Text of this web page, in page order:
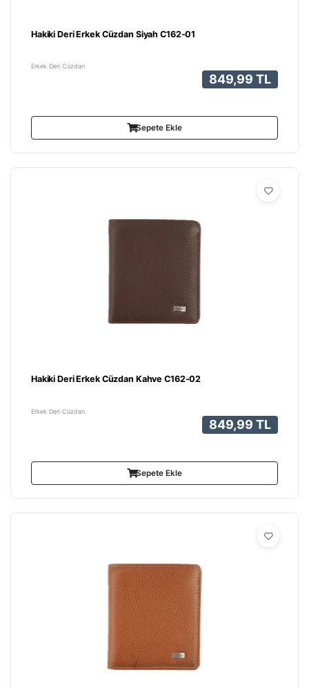
Hakiki Deri Erkek Cüzdan Siyah C162-01
Erkek Deri Cüzdan
849,99 TL
Sepete Ekle
Hakiki Deri Erkek Cüzdan Kahve C162-02
Erkek Deri Cüzdan
849,99 TL
Sepete Ekle